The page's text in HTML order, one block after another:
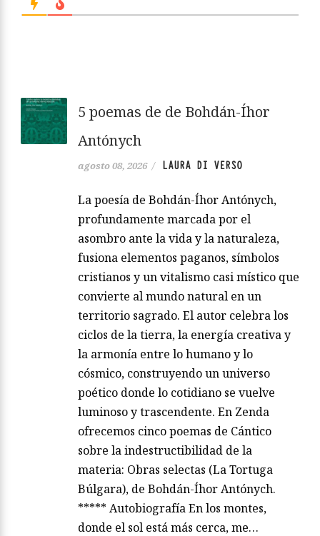
5 poemas de de Bohdán-Íhor
Antónych
agosto 08, 2026 / LAURA DI VERSO
La poesía de Bohdán-Íhor Antónych,
profundamente marcada por el
asombro ante la vida y la naturaleza,
fusiona elementos paganos, símbolos
cristianos y un vitalismo casi místico que
convierte al mundo natural en un
territorio sagrado. El autor celebra los
ciclos de la tierra, la energía creativa y
la armonía entre lo humano y lo
cósmico, construyendo un universo
poético donde lo cotidiano se vuelve
luminoso y trascendente. En Zenda
ofrecemos cinco poemas de Cántico
sobre la indestructibilidad de la
materia: Obras selectas (La Tortuga
Búlgara), de Bohdán-Íhor Antónych.
***** Autobiografía En los montes,
donde el sol está más cerca, me…